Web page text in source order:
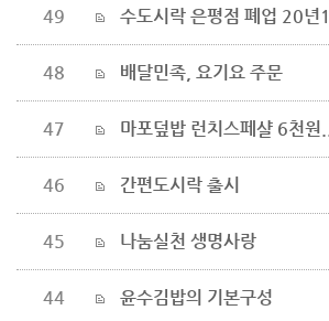
49
48 배달민족, 요기요 주문
47 마포덮밥 런치스페샬 6천원...
46 간편도시락 출시
45 나눔실천 생명사랑
44 윤수김밥의 기본구성